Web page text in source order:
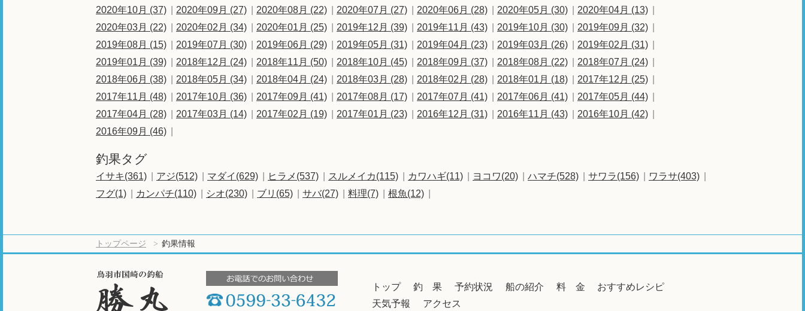
2020年10月 (37)
2020年09月 (27) 2020年08月 (22) 2020年07月 (27) 2020年06月 (28) 2020年05月 (30)
2020年04月 (13)
2020年03月 (22)
2020年02月 (34) 2020年01月 (25) 2019年12月 (39) 2019年11月 (43) 2019年10月 (30)
2019年09月 (32)
2019年08月 (15)
2019年07月 (30) 2019年06月 (29) 2019年05月 (31) 2019年04月 (23) 2019年03月 (26)
2019年02月 (31)
2019年01月 (39)
2018年12月 (24) 2018年11月 (50) 2018年10月 (45) 2018年09月 (37) 2018年08月 (22)
2018年07月 (24)
2018年06月 (38)
2018年05月 (34) 2018年04月 (24) 2018年03月 (28) 2018年02月 (28) 2018年01月 (18)
2017年12月 (25)
2017年11月 (48)
2017年10月 (36) 2017年09月 (41) 2017年08月 (17) 2017年07月 (41) 2017年06月 (41)
2017年05月 (44)
2017年04月 (28)
2017年03月 (14) 2017年02月 (19) 2017年01月 (23) 2016年12月 (31) 2016年11月 (43)
2016年10月 (42)
2016年09月 (46)
釣果タグ
イサキ(361) アジ(512) マダイ(629) ヒラメ(537) スルメイカ(115) カワハギ(11) ヨコワ(20) ハマチ(528) サワラ(156)
ワラサ(403)
フグ(1)
カンパチ(110) シオ(230) ブリ(65) サバ(27) 料理(7) 根魚(12)
トップページ 釣果情報
トップ 釣 果 予約状況 船の紹介 料 金
おすすめレシピ
天気予報
アクセス